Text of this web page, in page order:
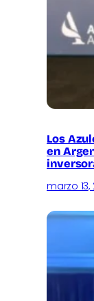
Los
en
marzo 13,